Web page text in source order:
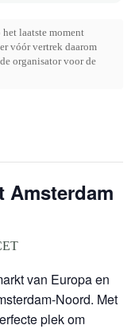
laatste moment
vóór vertrek daarom
organisator voor de
Amsterdam
van Europa en
Noord. Met
plek om